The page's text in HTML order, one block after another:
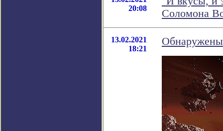
20:08
Соломона
13.02.2021
18:21
Обнаружены